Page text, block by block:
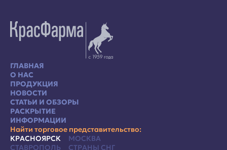
ГЛАВНАЯ
О НАС
ПРОДУКЦИЯ
НОВОСТИ
СТАТЬИ И ОБЗОРЫ
РАСКРЫТИЕ
ИНФОРМАЦИИ
Найти торговое представительство:
КРАСНОЯРСК
МОСКВА
СТАВРОПОЛЬ
СТРАНЫ СНГ